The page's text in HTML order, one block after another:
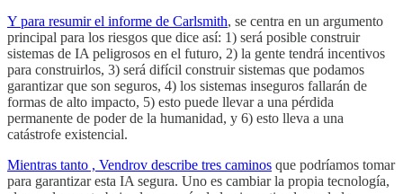
Y para resumir el informe de Carlsmith, se centra en un argumento
principal para los riesgos que dice así: 1) será posible construir
sistemas de IA peligrosos en el futuro, 2) la gente tendrá incentivos
para construirlos, 3) será difícil construir sistemas que podamos
garantizar que son seguros, 4) los sistemas inseguros fallarán de
formas de alto impacto, 5) esto puede llevar a una pérdida
permanente de poder de la humanidad, y 6) esto lleva a una
catástrofe existencial.
Mientras tanto , Vendrov describe tres caminos que podríamos tomar
para garantizar esta IA segura. Uno es cambiar la propia tecnología,